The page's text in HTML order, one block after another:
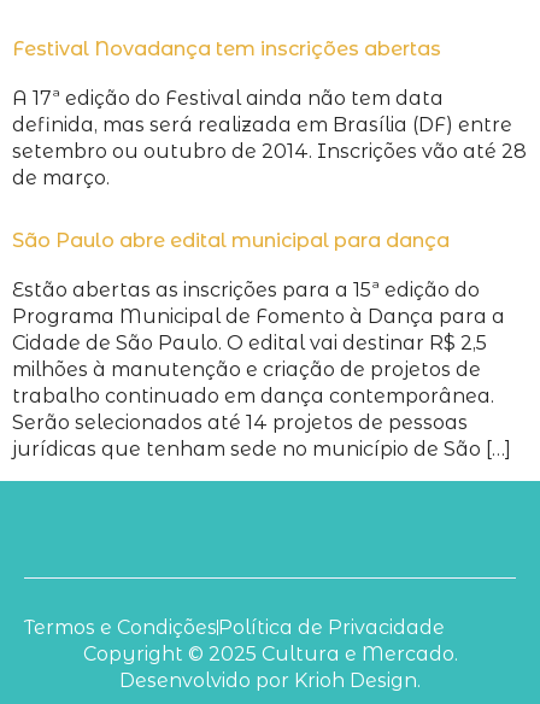
Festival Novadança tem inscrições abertas
A 17ª edição do Festival ainda não tem data
definida, mas será realizada em Brasília (DF) entre
setembro ou outubro de 2014. Inscrições vão até 28
de março.
São Paulo abre edital municipal para dança
Estão abertas as inscrições para a 15ª edição do
Programa Municipal de Fomento à Dança para a
Cidade de São Paulo. O edital vai destinar R$ 2,5
milhões à manutenção e criação de projetos de
trabalho continuado em dança contemporânea.
Serão selecionados até 14 projetos de pessoas
jurídicas que tenham sede no município de São […]
Copyright © 2025 Cultura e Mercado.
Desenvolvido por Krioh Design.
Termos e CondiçõesPolítica de Privacidade